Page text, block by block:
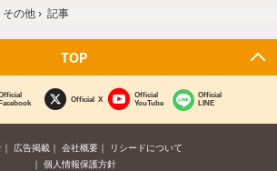
その他 › 記事
TOP
Official X
Official
YouTube
Official
LINE
広告掲載 会社概要
リシードについて
個人情報保護方針